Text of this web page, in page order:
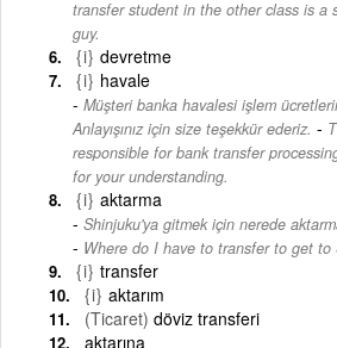
transfer student in the other class is a
guy.
{i} devretme
{i} havale
Müşteri banka havalesi işlem
Anlayışınız için size teşekkür ederiz. -
responsible for bank transfer
for your understanding.
{i} aktarma
Shinjuku'ya gitmek için nerede
- Where do I have to transfer to get to
{i} transfer
{i} aktarım
(Ticaret) döviz transferi
aktarına